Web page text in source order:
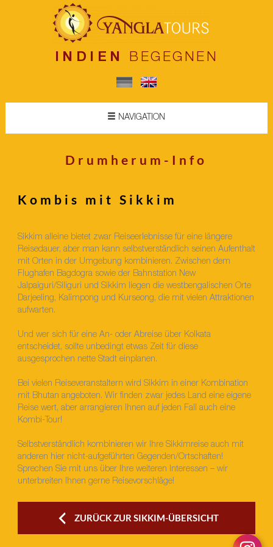
INDIEN BEGEGNEN
NAVIGATION
Drumherum-Info
Kombis mit Sikkim
Sikkim alleine bietet zwar Reiseerlebnisse für eine längere
Reisedauer, aber man kann selbstverständlich seinen Aufenthalt
mit Orten in der Umgebung kombinieren. Zwischen dem
Flughafen Bagdogra sowie der Bahnstation New
Jalpaiguri/Siliguri und Sikkim liegen die westbengalischen Orte
Darjeeling, Kalimpong und Kurseong, die mit vielen Attraktionen
aufwarten.
Und wer sich für eine An- oder Abreise über Kolkata
entscheidet, sollte unbedingt etwas Zeit für diese
ausgesprochen nette Stadt einplanen.
Bei vielen Reiseveranstaltern wird Sikkim in einer Kombination
mit Bhutan angeboten. Wir finden zwar jedes Land eine eigene
Reise wert, aber arrangieren Ihnen auf jeden Fall auch eine
Kombi-Tour!
Selbstverständlich kombinieren wir Ihre Sikkimreise auch mit
anderen hier nicht-aufgeführten Gegenden/Ortschaften!
Sprechen Sie mit uns über Ihre weiteren Interessen – wir
unterbreiten Ihnen gerne Reisevorschläge!
ZURÜCK ZUR SIKKIM-ÜBERSICHT